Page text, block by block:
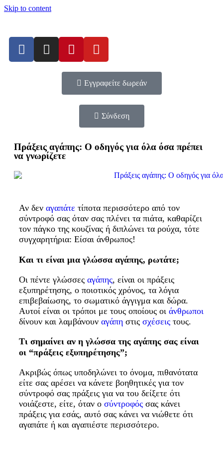
Skip to content
Εγγραφείτε δωρεάν
Σύνδεση
Πράξεις αγάπης: Ο οδηγός για όλα όσα πρέπει
να γνωρίζετε
Αν δεν αγαπάτε τίποτα περισσότερο από τον
σύντροφό σας όταν σας πλένει τα πιάτα, καθαρίζει
τον πάγκο της κουζίνας ή διπλώνει τα ρούχα, τότε
συγχαρητήρια: Είσαι άνθρωπος!
Και τι είναι μια γλώσσα αγάπης, ρωτάτε;
Οι πέντε γλώσσες αγάπης, είναι οι πράξεις
εξυπηρέτησης, ο ποιοτικός χρόνος, τα λόγια
επιβεβαίωσης, το σωματικό άγγιγμα και δώρα.
Αυτοί είναι οι τρόποι με τους οποίους οι άνθρωποι
δίνουν και λαμβάνουν αγάπη στις σχέσεις τους.
Τι σημαίνει αν η γλώσσα της αγάπης σας είναι
οι “πράξεις εξυπηρέτησης”;
Ακριβώς όπως υποδηλώνει το όνομα, πιθανότατα
είτε σας αρέσει να κάνετε βοηθητικές για τον
σύντροφό σας πράξεις για να του δείξετε ότι
νοιάζεστε, είτε, όταν ο σύντροφός σας κάνει
πράξεις για εσάς, αυτό σας κάνει να νιώθετε ότι
αγαπάτε ή και αγαπιέστε περισσότερο.